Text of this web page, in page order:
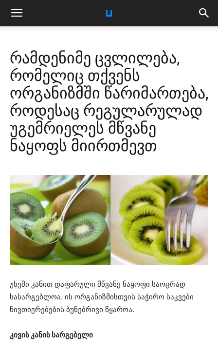
რამდენიმე ცვლილება,
რომელიც თქვენს
ორგანიზმში წარიმართება,
როდესაც რეგულარულად
უგემრიელეს მწვანე
ნაყოფს მიირთმევთ
უხეში კანით დაფარული მწვანე ნაყოფი საოცრად
სასარგებლოა. ის ორგანიზმისთვის საჭირო საკვები
ნივთიერებების ბუნებრივი წყაროა.
კივის კანის სარგებელი